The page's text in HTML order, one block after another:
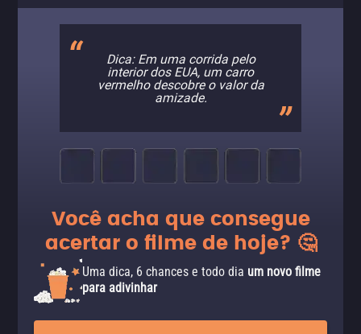
Dica: Em uma corrida pelo
interior dos EUA, um carro
vermelho descobre o valor da
amizade.
Você acha que consegue
acertar o filme de hoje? 🤔
Uma dica, 6 chances e todo dia um novo filme
para adivinhar